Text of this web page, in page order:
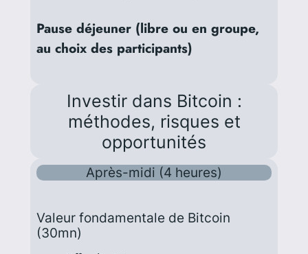
Pause déjeuner (libre ou en groupe,
au choix des participants)
Investir dans Bitcoin :
méthodes, risques et
opportunités
Après-midi (4 heures)
Valeur fondamentale de Bitcoin
(30mn)